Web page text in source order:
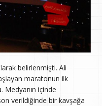
belirlenmişti. Ali
maratonun ilk
Medyanın içinde
verildiğinde bir kavşağa